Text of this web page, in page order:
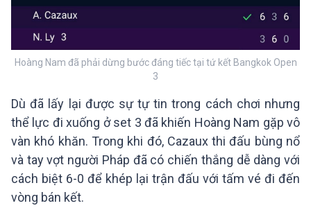
Hoàng Nam đã phải dừng bước đáng tiếc tại tứ kết Bangkok Open
3
Dù đã lấy lại được sự tự tin trong cách chơi nhưng
thể lực đi xuống ở set 3 đã khiến Hoàng Nam gặp vô
vàn khó khăn. Trong khi đó, Cazaux thi đấu bùng nổ
và tay vợt người Pháp đã có chiến thắng dễ dàng với
cách biệt 6-0 để khép lại trận đấu với tấm vé đi đến
vòng bán kết.